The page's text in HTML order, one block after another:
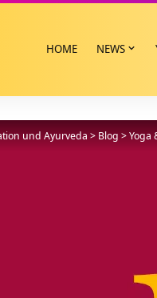
HOME NEWS
und Ayurveda > Blog >Yoga